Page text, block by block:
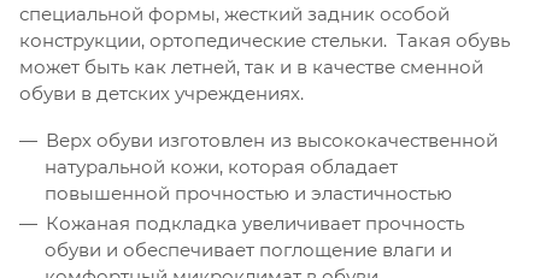
специальной формы, жесткий задник особой
конструкции, ортопедические стельки. Такая обувь
может быть как летней, так и в качестве сменной
обуви в детских учреждениях.
Верх обуви изготовлен из высококачественной
натуральной кожи, которая обладает
повышенной прочностью и эластичностью
Кожаная подкладка увеличивает прочность
обуви и обеспечивает поглощение влаги и